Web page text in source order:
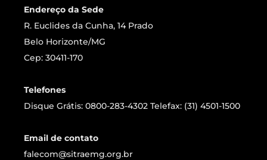
Endereço da Sede
R. Euclides da Cunha, 14 Prado
Belo Horizonte/MG
Cep: 30411-170
Telefones
Disque Grátis: 0800-283-4302 Telefax: (31) 4501-1500
Email de contato
falecom@sitraemg.org.br